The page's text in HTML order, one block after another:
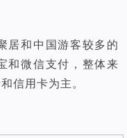
居和中国游客较多的
和微信支付，整体来
信用卡为主。